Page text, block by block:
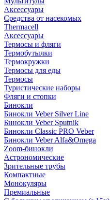
Аксессуары
Средства от насекомых
Thermacell
Аксессуары
Термосы и фляги
Термобутылки
Термокружки
Термосы для еды
Термосы
Туристические наборы
Фляги и стопки
Бинокли
Бинокли Veber Silver Line
Бинокли Veber Sputnik
Бинокли Classic PRO Veber
Бинокли Veber Alfa&Omega
Zoom-бинокли
Астрономические
Зрительные трубы
Компактные
Монокуляры
Премиальные